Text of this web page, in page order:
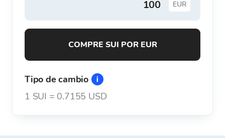
EUR
COMPRE SUI POR EUR
Tipo de cambio
1 SUI = 0.7155 USD